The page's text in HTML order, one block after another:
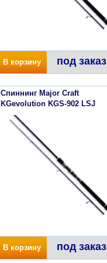
В корзину под заказ
Спиннинг Major Craft
KGevolution KGS-902 LSJ
В корзину под заказ